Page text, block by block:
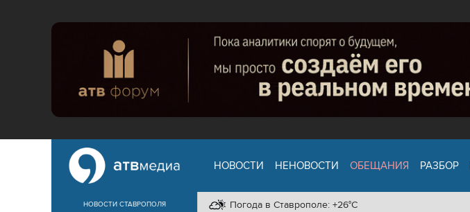
НОВОСТИ СТАВРОПОЛЯ
НОВОСТИ НЕНОВОСТИ ОБЕЩАНИЯ РАЗБОР
Погода в Ставрополе: +26°C